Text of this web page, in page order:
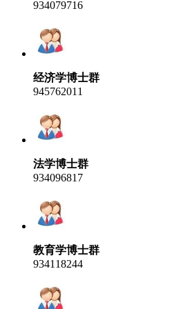
934079716
经济学博士群
945762011
法学博士群
934096817
教育学博士群
934118244